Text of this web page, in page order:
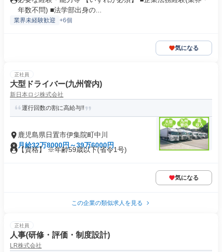
年数不問) ■法学部出身の...
業界未経験歓迎 +6個
気になる
正社員
大型ドライバー(九州管内)
新日本ロジ株式会社
運行回数の割に高給与!!
鹿児島県日置市伊集院町中川
月給32万8000円～39万6000円
【資格】 ※年齢59歳以下(省令1号)
気になる
この企業の類似求人を見る
正社員
人事(研修・評価・制度設計)
LR株式会社